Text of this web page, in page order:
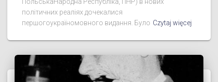
політичних реаліях дочекалися
першогоукраїномовного видання. Було Czytaj więcej